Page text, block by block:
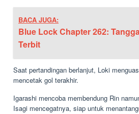
BACA JUGA:
Blue Lock Chapter 262:
Terbit
Saat pertandingan berlanjut, Loki
mencetak gol terakhir.
Igarashi mencoba membendung Rin
Isagi mencegatnya, siap untuk